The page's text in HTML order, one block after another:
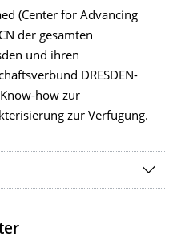
(Center for Advancing
der gesamten
und ihren
DRESDEN-
how zur
zur Verfügung.